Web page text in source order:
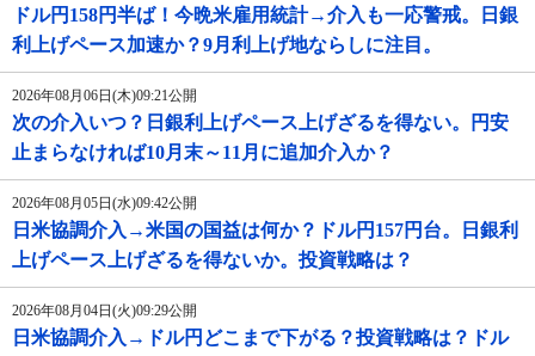
ドル円158円半ば！今晩米雇用統計→介入も一応警戒。日銀
利上げペース加速か？9月利上げ地ならしに注目。
2026年08月06日(木)09:21公開
次の介入いつ？日銀利上げペース上げざるを得ない。円安
止まらなければ10月末～11月に追加介入か？
2026年08月05日(水)09:42公開
日米協調介入→米国の国益は何か？ドル円157円台。日銀利
上げペース上げざるを得ないか。投資戦略は？
2026年08月04日(火)09:29公開
日米協調介入→ドル円どこまで下がる？投資戦略は？ドル